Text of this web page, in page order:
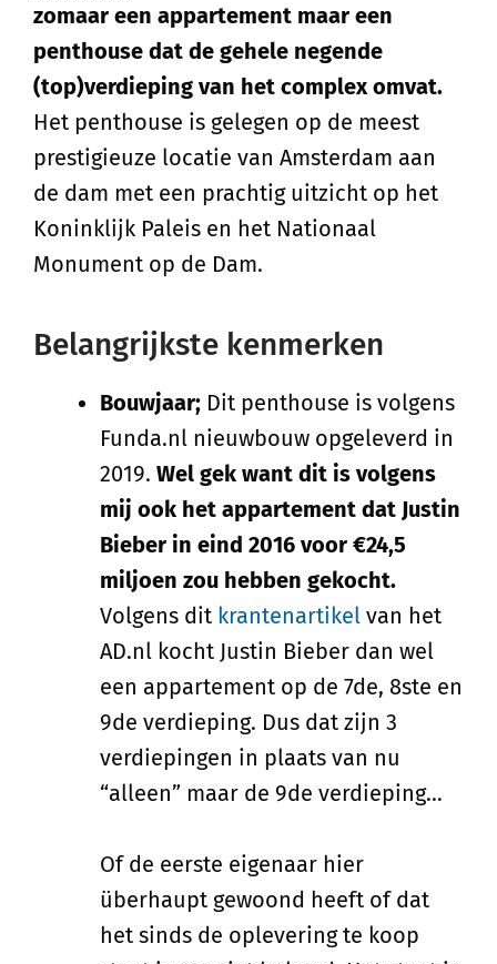
zomaar een appartement maar een
penthouse dat de gehele negende
(top)verdieping van het complex omvat.
Het penthouse is gelegen op de meest
prestigieuze locatie van Amsterdam aan
de dam met een prachtig uitzicht op het
Koninklijk Paleis en het Nationaal
Monument op de Dam.
Belangrijkste kenmerken
Bouwjaar; Dit penthouse is volgens
Funda.nl nieuwbouw opgeleverd in
2019. Wel gek want dit is volgens
mij ook het appartement dat Justin
Bieber in eind 2016 voor €24,5
miljoen zou hebben gekocht.
Volgens dit krantenartikel van het
AD.nl kocht Justin Bieber dan wel
een appartement op de 7de, 8ste en
9de verdieping. Dus dat zijn 3
verdiepingen in plaats van nu
“alleen” maar de 9de verdieping…
Of de eerste eigenaar hier
überhaupt gewoond heeft of dat
het sinds de oplevering te koop